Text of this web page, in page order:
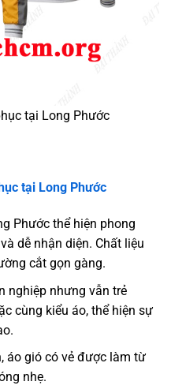
tại Long Phước
tại Long Phước
Phước thể hiện phong
dễ nhận diện. Chất liệu
cắt gọn gàng.
nghiệp nhưng vẫn trẻ
cùng kiểu áo, thể hiện sự
áo gió có vẻ được làm từ
nhẹ.